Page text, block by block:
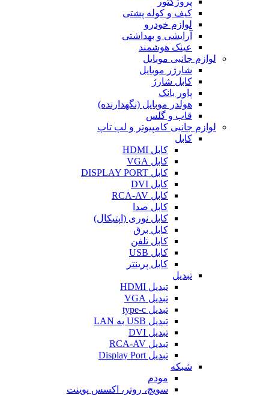
کیف و کوله پشتی
لوازم خودرو
آرایشی و بهداشتی
عینک هوشمند
لوازم جانبی موبایل
شارژر موبایل
کابل شارژ
پاور بانک
هولدر موبایل (نگهدارنده)
قاب و گلس
لوازم جانبی کامپیوتر و لپ تاپ
کابل
کابل HDMI
کابل VGA
کابل DISPLAY PORT
کابل DVI
کابل RCA-AV
کابل صدا
کابل نوری (اپتیکال)
کابل برق
کابل تلفن
کابل USB
کابل پرینتر
تبدیل
تبدیل HDMI
تبدیل VGA
تبدیل type-c
تبدیل USB به LAN
تبدیل DVI
تبدیل RCA-AV
تبدیل Display Port
شبکه
مودم
سویچ، روتر، اکسس پوینت